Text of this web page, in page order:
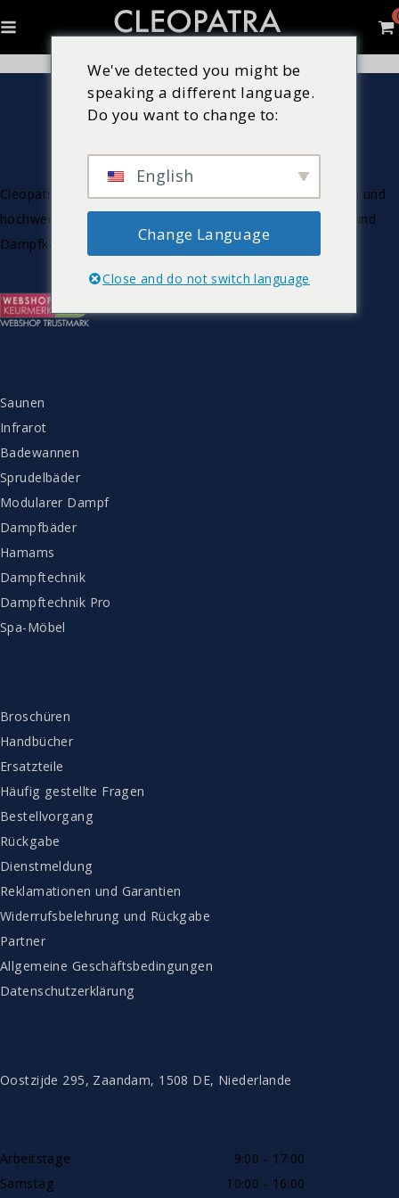
Cleopatra ist ein niederländischer Hersteller von luxuriösen und
hochwertigen Wellnessprodukten wie Whirlpools, Saunen und
Dampfkabinen.
Saunen
Infrarot
Badewannen
Sprudelbäder
Modularer Dampf
Dampfbäder
Hamams
Dampftechnik
Dampftechnik Pro
Spa-Möbel
Broschüren
Handbücher
Ersatzteile
Häufig gestellte Fragen
Bestellvorgang
Rückgabe
Dienstmeldung
Reklamationen und Garantien
Widerrufsbelehrung und Rückgabe
Partner
Allgemeine Geschäftsbedingungen
Datenschutzerklärung
Oostzijde 295, Zaandam, 1508 DE, Niederlande
Arbeitstage
9:00 - 17:00
Samstag
10:00 - 16:00
We've detected you might be
speaking a different language.
Do you want to change to:
English
Change Language
Close and do not switch language